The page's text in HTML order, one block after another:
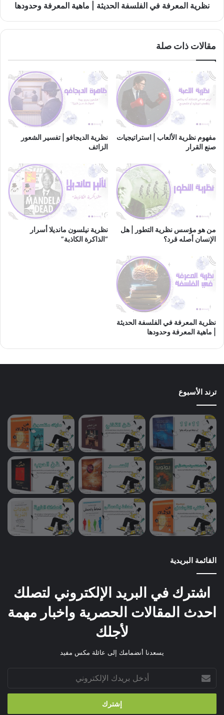
نظرية المعرفة في الفلسفة الحديثة | ماهية المعرفة وحدودها
مقالات ذات صلة
مفهوم نظرية الألعاب | استراتيجيات
صنع القرار
نظرية الديجافو | تفسير الشعور
الزائف
من هو مؤسس نظرية التطور | هل
الإنسان أصله قرد؟
نظرية نيلسون مانديلا أسرار
“الذاكرة الكاذبة”
نظرية المعرفة في الفلسفة الحديثة
| ماهية المعرفة وحدودها
ترند الأسبوع
القائمة البريدية
اشترك في البريد الإلكتروني لتصلك
احدث المقالات الحصرية واخبار مهمة
لأجلك
يسعدنا أنضمامك إلى عائلة مكس مفيد
بريدك
الإلكتروني